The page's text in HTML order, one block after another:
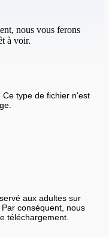
nous vous ferons
à voir.
type de fichier n'est
aux adultes sur
conséquent, nous
téléchargement.